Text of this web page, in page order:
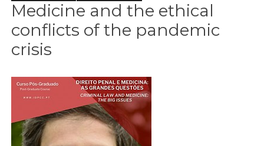
Medicine and the ethical
conflicts of the pandemic
crisis